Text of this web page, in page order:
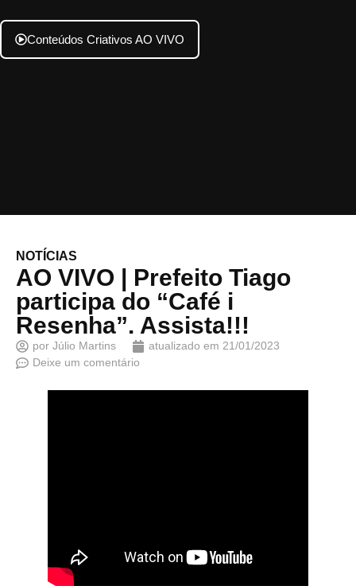
Conteúdos Criativos AO VIVO
NOTÍCIAS
AO VIVO | Prefeito Tiago
participa do “Café i
Resenha”. Assista!!!
por Júlio Martins atualizado em 21/01/2023
Deixe um comentário